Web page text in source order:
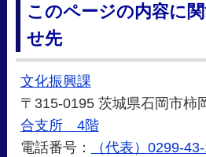
このページの内容に
せ先
文化振興課
〒315-0195 茨城県石岡市柿
合支所 4階
電話番号：
（代表）0299-